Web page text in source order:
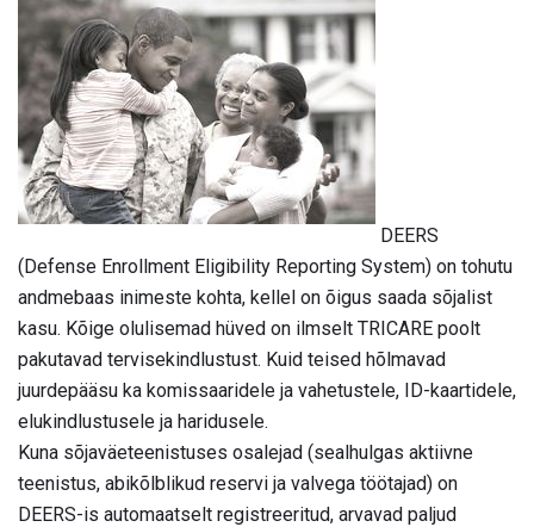
DEERS
(Defense Enrollment Eligibility Reporting System) on tohutu
andmebaas inimeste kohta, kellel on õigus saada sõjalist
kasu. Kõige olulisemad hüved on ilmselt TRICARE poolt
pakutavad tervisekindlustust. Kuid teised hõlmavad
juurdepääsu ka komissaaridele ja vahetustele, ID-kaartidele,
elukindlustusele ja haridusele.
Kuna sõjaväeteenistuses osalejad (sealhulgas aktiivne
teenistus, abikõlblikud reservi ja valvega töötajad) on
DEERS-is automaatselt registreeritud, arvavad paljud